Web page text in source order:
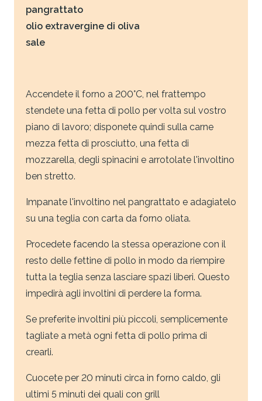
pangrattato
olio extravergine di oliva
sale
Accendete il forno a 200°C, nel frattempo
stendete una fetta di pollo per volta sul vostro
piano di lavoro; disponete quindi sulla carne
mezza fetta di prosciutto, una fetta di
mozzarella, degli spinacini e arrotolate l'involtino
ben stretto.
Impanate l'involtino nel pangrattato e adagiatelo
su una teglia con carta da forno oliata.
Procedete facendo la stessa operazione con il
resto delle fettine di pollo in modo da riempire
tutta la teglia senza lasciare spazi liberi. Questo
impedirà agli involtini di perdere la forma.
Se preferite involtini più piccoli, semplicemente
tagliate a metà ogni fetta di pollo prima di
crearli.
Cuocete per 20 minuti circa in forno caldo, gli
ultimi 5 minuti dei quali con grill